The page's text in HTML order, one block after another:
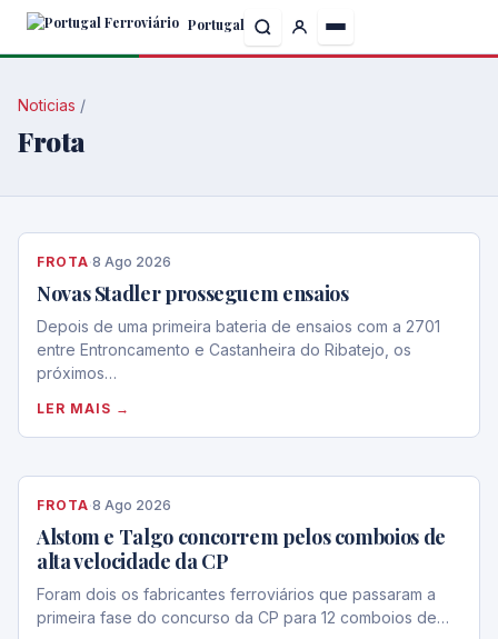
Skip
content
Portugal
Noticias /
Frota
FROTA·8 Ago 2026
Novas Stadler prosseguem ensaios
Depois de uma primeira bateria de ensaios com a 2701
entre Entroncamento e Castanheira do Ribatejo, os
próximos…
LER MAIS →
FROTA·8 Ago 2026
Alstom e Talgo concorrem pelos comboios de
alta velocidade da CP
Foram dois os fabricantes ferroviários que passaram a
primeira fase do concurso da CP para 12 comboios de…